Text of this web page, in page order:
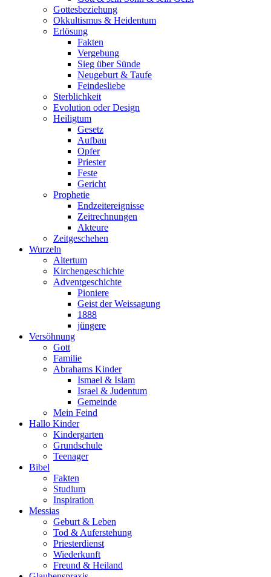
Gottesbeziehung
Okkultismus & Heidentum
Erlösung
Fakten
Vergebung
Sieg über Sünde
Neugeburt & Taufe
Feindesliebe
Sterblichkeit
Evolution oder Design
Heiligtum
Gesetz
Aufbau
Opfer
Priester
Feste
Gericht
Prophetie
Endzeitereignisse
Zeitrechnungen
Akteure
Zeitgeschehen
Wurzeln
Altertum
Kirchengeschichte
Adventgeschichte
Pioniere
Geist der Weissagung
1888
jüngere
Versöhnung
Gott
Familie
Abrahams Kinder
Ismael & Islam
Israel & Judentum
Gemeinde
Mein Feind
Hallo Kinder
Kindergarten
Grundschule
Teenager
Bibel
Fakten
Studium
Inspiration
Messias
Geburt & Leben
Tod & Auferstehung
Priesterdienst
Wiederkunft
Freund & Heiland